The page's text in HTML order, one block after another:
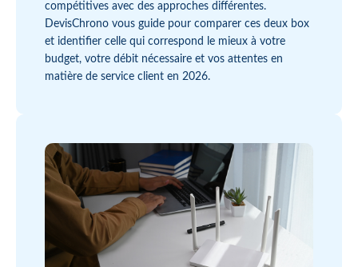
compétitives avec des approches différentes.
DevisChrono vous guide pour comparer ces deux box
et identifier celle qui correspond le mieux à votre
budget, votre débit nécessaire et vos attentes en
matière de service client en 2026.